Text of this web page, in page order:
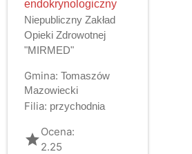
endokrynologiczny
Niepubliczny Zakład
Opieki Zdrowotnej
"MIRMED"
Gmina: Tomaszów
Mazowiecki
Filia: przychodnia
gradeOcena:
2.25